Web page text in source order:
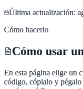
Última actualización:
Cómo hacerlo
Cómo usar
En esta página elige un
código, cópialo y